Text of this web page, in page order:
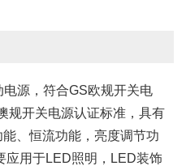
源，符合GS欧规开关电
规开关电源认证标准，具有
、恒流功能，亮度调节功
应用于LED照明，LED装饰